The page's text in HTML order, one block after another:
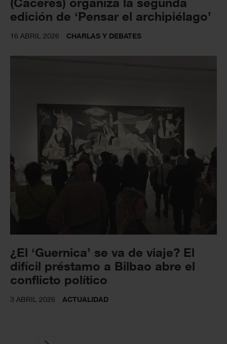
edición de ‘Pensar el archipiélago’
16 ABRIL 2026 CHARLAS Y DEBATES
¿El ‘Guernica’ se va de viaje? El
difícil préstamo a Bilbao abre el
conflicto político
3 ABRIL 2026 ACTUALIDAD